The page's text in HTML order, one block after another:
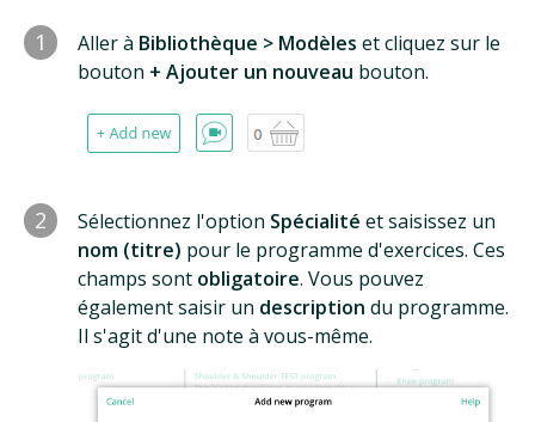
1 Aller à Bibliothèque > Modèles et cliquez sur le
bouton + Ajouter un nouveau bouton.
2 Sélectionnez l'option Spécialité et saisissez un
nom (titre) pour le programme d'exercices. Ces
champs sont obligatoire. Vous pouvez
également saisir un description du programme.
Il s'agit d'une note à vous-même.